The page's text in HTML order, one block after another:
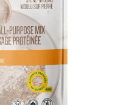
/ DÉTAILS